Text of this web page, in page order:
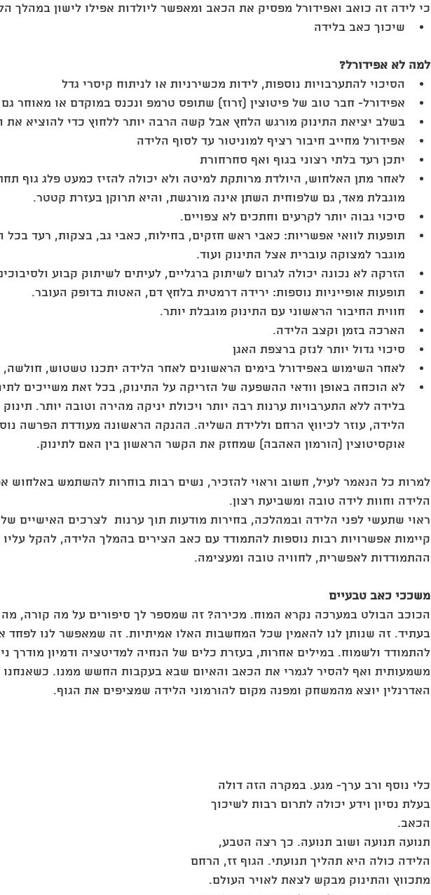
כי לידה זה כואב ואפידורל מפסיק את הכאב ומאפשר ליולדות אפילו לישון במהלך
שיכוך כאב בלידה
למה לא אפידורל?
הסיכוי להתערבויות נוספות, לידות מכשירניות או לניתוח קיסרי גדל
אפידורל- חבר טוב של פיטוצין (זרוז) שתופס טרמפ ונכנס במוקדם או מאוחר
בשלב יציאת התינוק מורגש הלחץ אבל קשה הרבה יותר ללחוץ כדי להוציא את
אפידורל מחייב חיבור רציף למוניטור עד לסוף הלידה
יתכן רעד בלתי רצוני בגוף ואף סחרחורת
לאחר מתן האלחוש, היולדת מרותקת למיטה ולא יכולה להזיז כמעט פלג גוף
מוגבלת מאד, גם שלפוחית השתן אינה מורגשת, והיא תרוקן בעזרת קטטר.
סיכוי גבוה יותר לקרעים וחתכים לא צפויים.
תופעות לוואי אפשריות: כאבי ראש חזקים, בחילות, כאבי גב, בצקות, רעד בכל
מוגבר למצוקה עוברית אצל התינוק ועוד.
הזרקה לא נכונה יכולה לגרום לשיתוק ברגליים, לעיתים לשיתוק קבוע
תופעות אופייניות נוספות: ירידה דרמטית בלחץ דם, האטות בדופק העובר.
חווית החיבור הראשוני עם התינוק מוגבלת יותר.
הארכה בזמן וקצב הלידה.
סיכוי גדול יותר לנזק ברצפת האגן
לאחר השימוש באפידורל בימים הראשונים לאחר הלידה יתכנו טשטוש,
לא הוכחה באופן וודאי ההשפעה של הזריקה על התינוק, בכל זאת משייכים
בלידה ללא התערבויות ערנות רבה יותר ויכולת יניקה מהירה וטובה יותר.
הלידה, עוזר לכיווץ הרחם וללידת השליה. ההנקה הראשונה מעודדת הפרשה
אוקסיטוצין (הורמון האהבה) שמחזק את הקשר הראשון בין האם לתינוק.
למרות כל הנאמר לעיל, חשוב וראוי להזכיר, נשים רבות בוחרות להשתמש באלחוש
הלידה וחוות לידה טובה ומשביעת רצון.
ראוי שתעשי לפני הלידה ובמהלכה, בחירות מודעות תוך ערנות  לצרכים האישיים
קיימות אפשרויות רבות נוספות להתמודד עם כאב הצירים בהמלך הלידה, להקל
ההתמודדות לאפשרית, לחוויה טובה ומעצימה.
משככי כאב טבעיים
הכוכב הבולט במערכה נקרא המוח. מכירה? זה שמספר לך סיפורים על מה קורה, מה
בעתיד. זה שנותן לנו להאמין שכל המחשבות האלו אמיתיות. זה שמאפשר לנו לפחד
להתמודד ולשמוח. במילים אחרות, בעזרת כלים של הנחיה למדיטציה ודמיון מודרך
משמעותית ואף להסיר לגמרי את הכאב והאיום שבא בעקבות החשש ממנו. כשאנחנו
האדרנלין יוצא מהמשחק ומפנה מקום להורמוני הלידה שמציפים את הגוף.
כלי נוסף ורב ערך- מגע. במקרה הזה דולה
בעלת נסיון וידע יכולה לתרום רבות לשיכוך
הכאב.
תנועה תנועה ושוב תנועה. כך רצה הטבע,
הלידה כולה היא תהליך תנועתי. הגוף זז, הרחם
מתכווץ והתינוק מבקש לצאת לאויר העולם.